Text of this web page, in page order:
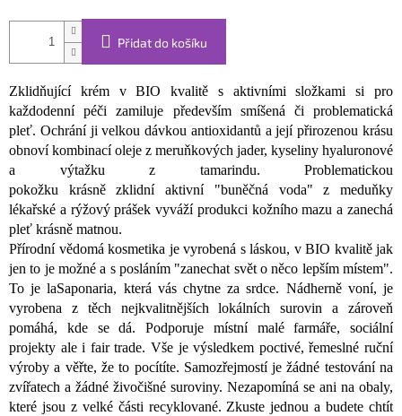
Přidat do košíku
Zklidňující krém v BIO kvalitě s aktivními složkami si pro
každodenní péči zamiluje především smíšená či problematická
pleť. Ochrání ji velkou dávkou antioxidantů a její přirozenou krásu
obnoví kombinací oleje z meruňkových jader, kyseliny hyaluronové
a výtažku z tamarindu. Problematickou
pokožku krásně zklidní aktivní "buněčná voda" z meduňky
lékařské a rýžový prášek vyváží produkci kožního mazu a zanechá
pleť krásně matnou.
Přírodní vědomá kosmetika je vyrobená s láskou, v BIO kvalitě jak
jen to je možné a s posláním "zanechat svět o něco lepším místem".
To je laSaponaria, která vás chytne za srdce. Nádherně voní, je
vyrobena z těch nejkvalitnějších lokálních surovin a zároveň
pomáhá, kde se dá. Podporuje místní malé farmáře, sociální
projekty ale i fair trade. Vše je výsledkem poctivé, řemeslné ruční
výroby a věřte, že to pocítíte. Samozřejmostí je žádné testování na
zvířatech a žádné živočišné suroviny. Nezapomíná se ani na obaly,
které jsou z velké části recyklované. Zkuste jednou a budete chtít